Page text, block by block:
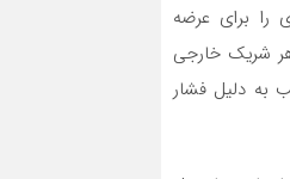
را برای عرضه
شریک خارجی
به دلیل فشار